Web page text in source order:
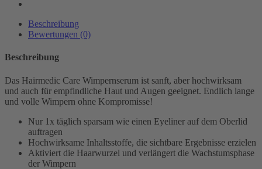
Beschreibung
Bewertungen (0)
Beschreibung
Das Hairmedic Care Wimpernserum ist sanft, aber hochwirksam
und auch für empfindliche Haut und Augen geeignet. Endlich lange
und volle Wimpern ohne Kompromisse!
Nur 1x täglich sparsam wie einen Eyeliner auf dem Oberlid
auftragen
Hochwirksame Inhaltsstoffe, die sichtbare Ergebnisse erzielen
Aktiviert die Haarwurzel und verlängert die Wachstumsphase
der Wimpern